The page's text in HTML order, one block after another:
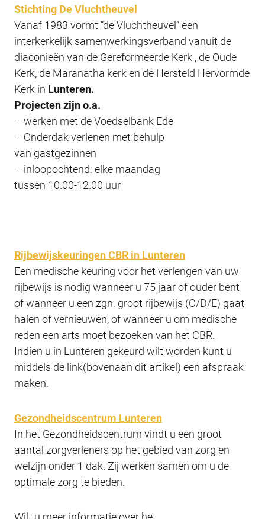
Stichting De Vluchtheuvel
Vanaf 1983 vormt “de Vluchtheuvel” een
interkerkelijk samenwerkingsverband vanuit de
diaconieën van de Gereformeerde Kerk , de Oude
Kerk, de Maranatha kerk en de Hersteld Hervormde
Kerk in Lunteren.
Projecten zijn o.a.
– werken met de Voedselbank Ede
– Onderdak verlenen met behulp
van gastgezinnen
– inloopochtend: elke maandag
tussen 10.00-12.00 uur
Rijbewijskeuringen CBR in Lunteren
Een medische keuring voor het verlengen van uw
rijbewijs is nodig wanneer u 75 jaar of ouder bent
of wanneer u een zgn. groot rijbewijs (C/D/E) gaat
halen of vernieuwen, of wanneer u om medische
reden een arts moet bezoeken van het CBR.
Indien u in Lunteren gekeurd wilt worden kunt u
middels de link(bovenaan dit artikel) een afspraak
maken.
Gezondheidscentrum Lunteren
In het Gezondheidscentrum vindt u een groot
aantal zorgverleners op het gebied van zorg en
welzijn onder 1 dak. Zij werken samen om u de
optimale zorg te bieden.